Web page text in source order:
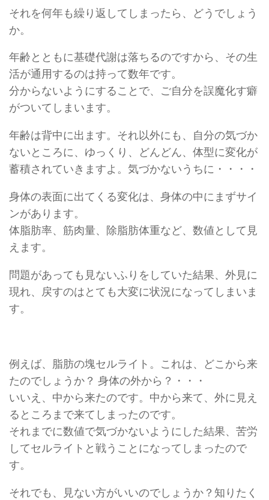
それを何年も繰り返してしまったら、どうでしょう
か。
年齢とともに基礎代謝は落ちるのですから、その生
活が通用するのは持って数年です。
分からないようにすることで、ご自分を誤魔化す癖
がついてしまいます。
年齢は背中に出ます。それ以外にも、自分の気づか
ないところに、ゆっくり、どんどん、体型に変化が
蓄積されていきますよ。気づかないうちに・・・・
身体の表面に出てくる変化は、身体の中にまずサイ
ンがあります。
体脂肪率、筋肉量、除脂肪体重など、数値として見
えます。
問題があっても見ないふりをしていた結果、外見に
現れ、戻すのはとても大変に状況になってしまいま
す。
例えば、脂肪の塊セルライト。これは、どこから来
たのでしょうか？ 身体の外から？・・・
いいえ、中から来たのです。中から来て、外に見え
るところまで来てしまったのです。
それまでに数値で気づかないようにした結果、苦労
してセルライトと戦うことになってしまったので
す。
それでも、見ない方がいいのでしょうか？知りたく